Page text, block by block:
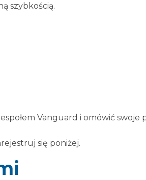
szybkością.
Vanguard i omówić swoje
się poniżej.